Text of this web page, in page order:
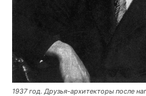
1937 год. Друзья-архитекторы после